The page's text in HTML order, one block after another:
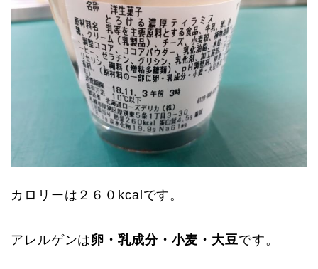
カロリーは２６０kcalです。
アレルゲンは卵・乳成分・小麦・大豆です。